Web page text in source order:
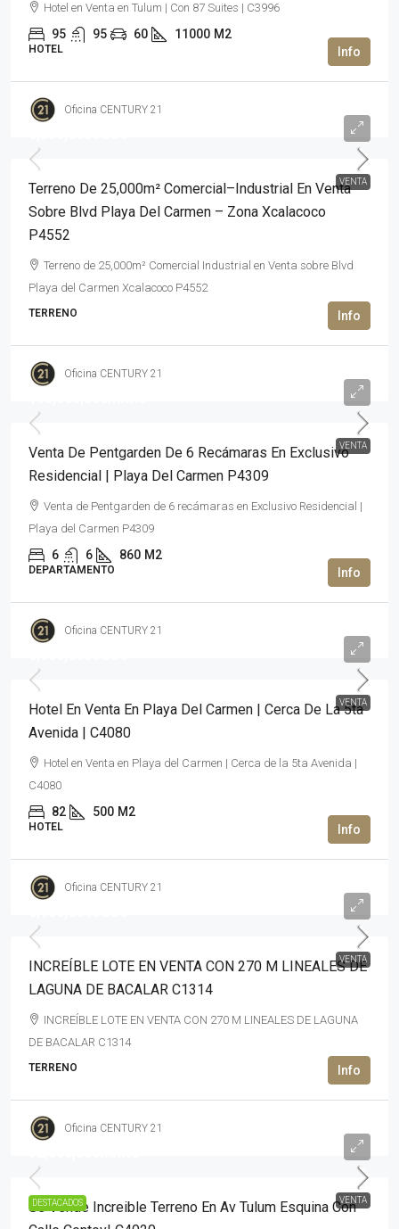
Hotel en Venta en Tulum | Con 87 Suites | C3996
95 95 60 11000 M2
HOTEL
Oficina CENTURY 21
VENTA
Terreno De 25,000m² Comercial–Industrial En Venta
Sobre Blvd Playa Del Carmen – Zona Xcalacoco
P4552
Terreno de 25,000m² Comercial Industrial en Venta sobre Blvd
Playa del Carmen Xcalacoco P4552
TERRENO
Oficina CENTURY 21
VENTA
Venta De Pentgarden De 6 Recámaras En Exclusivo
Residencial | Playa Del Carmen P4309
Venta de Pentgarden de 6 recámaras en Exclusivo Residencial |
Playa del Carmen P4309
6 6 860 M2
DEPARTAMENTO
Oficina CENTURY 21
VENTA
Hotel En Venta En Playa Del Carmen | Cerca De La 5ta
Avenida | C4080
Hotel en Venta en Playa del Carmen | Cerca de la 5ta Avenida |
C4080
82 500 M2
HOTEL
Oficina CENTURY 21
VENTA
INCREÍBLE LOTE EN VENTA CON 270 M LINEALES DE
LAGUNA DE BACALAR C1314
INCREÍBLE LOTE EN VENTA CON 270 M LINEALES DE LAGUNA
DE BACALAR C1314
TERRENO
Oficina CENTURY 21
DESTACADOS VENTA
Se Vende Increible Terreno En Av Tulum Esquina Con